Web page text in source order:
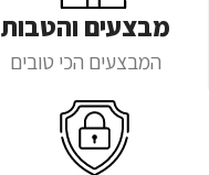
מבצעים והטבות
המבצעים הכי טובים